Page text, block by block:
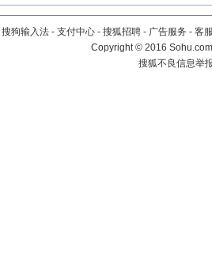
搜狗输入法 - 支付中心 - 搜狐招聘 - 广告服务 - 客
Copyright©2016
搜狐不良信息举